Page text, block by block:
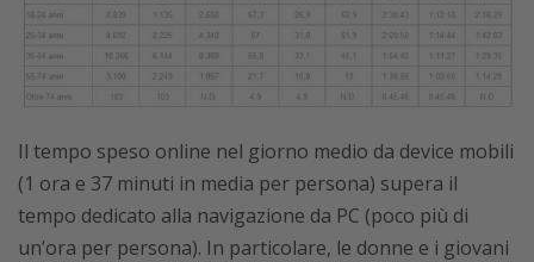
Il tempo speso online nel giorno medio da device mobili
(1 ora e 37 minuti in media per persona) supera il
tempo dedicato alla navigazione da PC (poco più di
un’ora per persona). In particolare, le donne e i giovani